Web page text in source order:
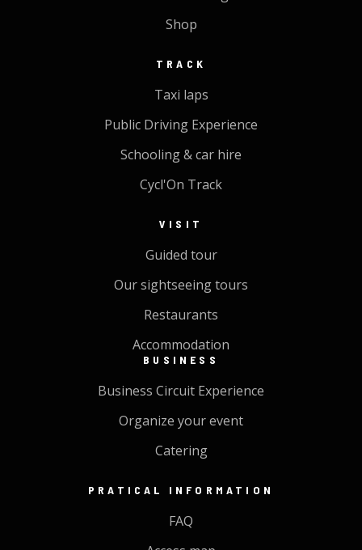
Shop
TRACK
Taxi laps
Public Driving Experience
Schooling & car hire
Cycl'On Track
VISIT
Guided tour
Our sightseeing tours
Restaurants
Accommodation
BUSINESS
Business Circuit Experience
Organize your event
Catering
PRATICAL INFORMATION
FAQ